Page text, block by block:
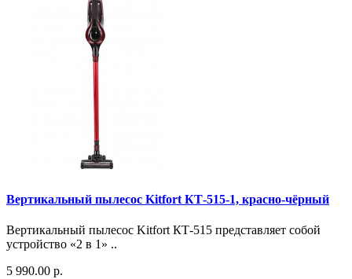
Вертикальный пылесос Kitfort КТ-515-1, красно-чёрный
Вертикальный пылесос Kitfort КТ-515 представляет собой
устройство «2 в 1» ..
5 990.00 р.